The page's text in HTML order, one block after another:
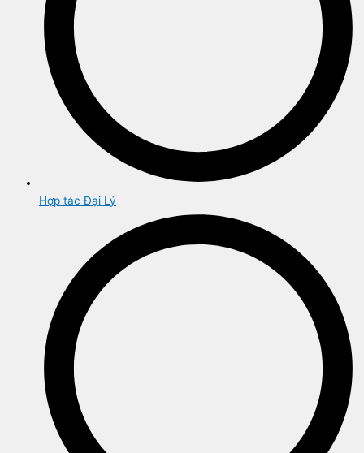
Hợp tác Đại Lý